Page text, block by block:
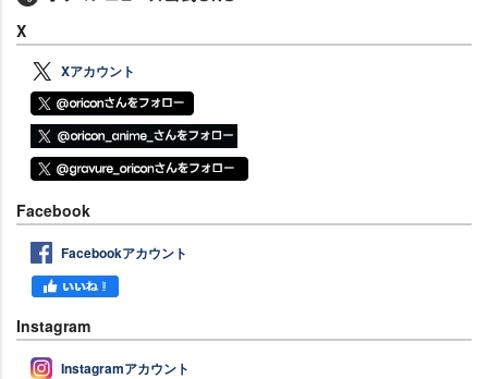
X
Xアカウント
Facebook
Facebookアカウント
Instagram
Instagramアカウント